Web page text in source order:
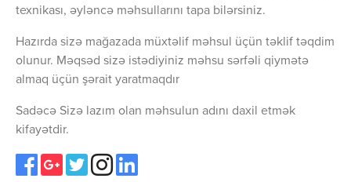
texnikası, əyləncə məhsullarını tapa bilərsiniz.
Hazırda sizə mağazada müxtəlif məhsul üçün təklif təqdim
olunur. Məqsəd sizə istədiyiniz məhsu sərfəli qiymətə
almaq üçün şərait yaratmaqdır
Sadəcə Sizə lazım olan məhsulun adını daxil etmək
kifayətdir.